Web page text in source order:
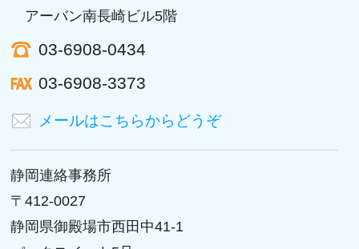
アーバン南長崎ビル5階
03-6908-0434
03-6908-3373
メールはこちらからどうぞ
静岡連絡事務所
〒412-0027
静岡県御殿場市西田中41-1